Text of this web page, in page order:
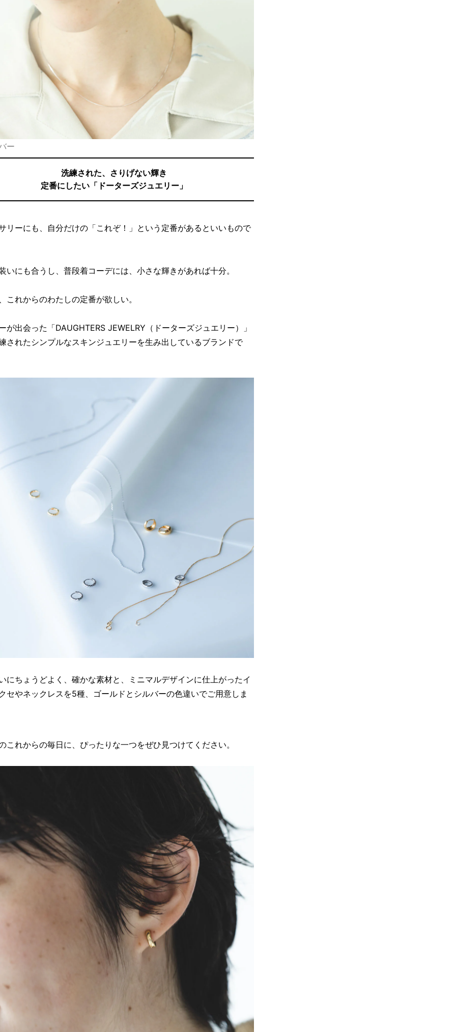
ー
洗練された、さりげない輝き
定番にしたい「ドーターズジュエリー」
リーにも、自分だけの「これぞ！」という定番があるといいもので
いにも合うし、普段着コーデには、小さな輝きがあれば十分。
これからのわたしの定番が欲しい。
が出会った「DAUGHTERS JEWELRY（ドーターズジュエリー）」
されたシンプルなスキンジュエリーを生み出しているブランドで
にちょうどよく、確かな素材と、ミニマルデザインに仕上がったイ
セやネックレスを5種、ゴールドとシルバーの色違いでご用意しま
これからの毎日に、ぴったりな一つをぜひ見つけてください。